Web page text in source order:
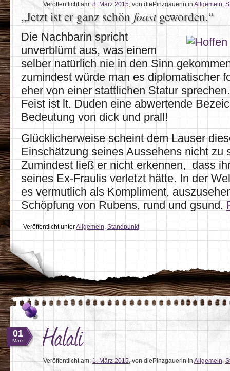
Veröffentlicht am:8. März 2015,von diePinzgauerininAllgemein,
„Jetzt ist er ganz schönfoastgeworden.“
Die Nachbarin spricht
unverblümt aus, was einem
selber natürlich nie in den Sinn
zumindest würde man es diplomatischer
eher von einer stattlichen Statur
Feist ist lt. Duden eine abwertende
Bedeutung von dick und prall!
Glücklicherweise scheint dem Lauser
Einschätzung seines Aussehens nicht zu
Zumindest ließ er nicht erkennen, dass
seines Ex-Fraulis verletzt hätte. In der
es vermutlich als Kompliment,
Schöpfung von Rubens, rund und gsund.
Veröffentlicht unterAllgemein, Standpunkt
01
März Halali
Veröffentlicht am:1. März 2015,von diePinzgauerininAllgemein,